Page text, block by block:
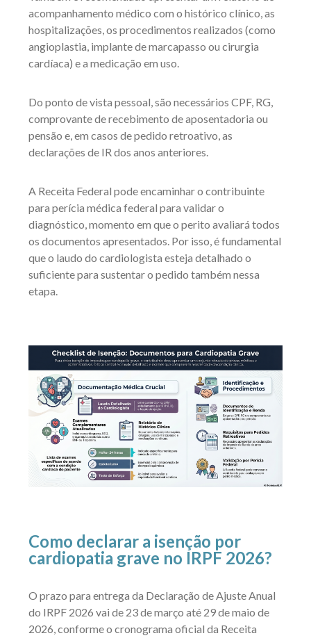
acompanhamento médico com o histórico clínico, as
hospitalizações, os procedimentos realizados (como
angioplastia, implante de marcapasso ou cirurgia
cardíaca) e a medicação em uso.
Do ponto de vista pessoal, são necessários CPF, RG,
comprovante de recebimento de aposentadoria ou
pensão e, em casos de pedido retroativo, as
declarações de IR dos anos anteriores.
A Receita Federal pode encaminhar o contribuinte
para perícia médica federal para validar o
diagnóstico, momento em que o perito avaliará todos
os documentos apresentados. Por isso, é fundamental
que o laudo do cardiologista esteja detalhado o
suficiente para sustentar o pedido também nessa
etapa.
Como declarar a isenção por
cardiopatia grave no IRPF 2026?
O prazo para entrega da Declaração de Ajuste Anual
do IRPF 2026 vai de 23 de março até 29 de maio de
2026, conforme o cronograma oficial da Receita